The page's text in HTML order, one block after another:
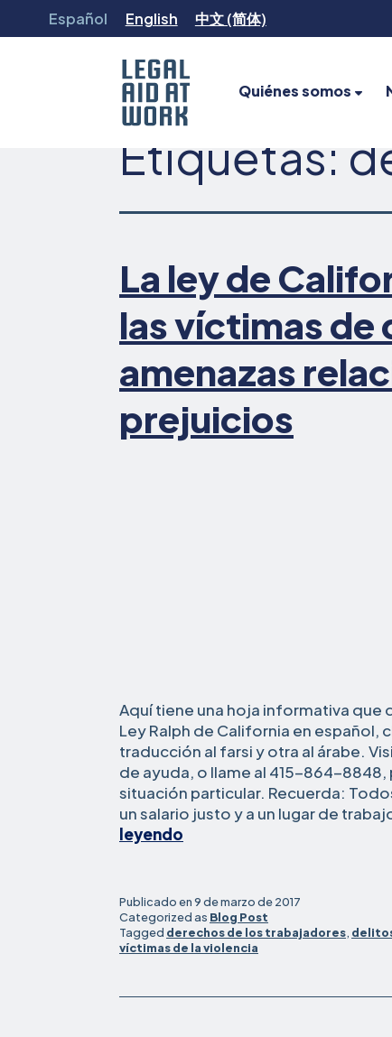
Español English 中文 (简体)
Legal
Aid
Quiénes somos
Etiquetas:
La ley de
las víctimas de
amenazas
prejuicios
Aquí tiene una hoja informativa que
Ley Ralph de California en español,
traducción al farsi y otra al árabe.
de ayuda, o llame al 415-864-
situación particular. Recuerda:
un salario justo y a un lugar de
leyendo
California
protege
a
las
de
Publicado en9 de marzo de 2017
Categorized as Blog Post
Tagged derechos de los trabajadores,
víctimas de la violencia